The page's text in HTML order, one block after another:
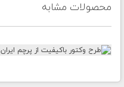
محصولات مشابه